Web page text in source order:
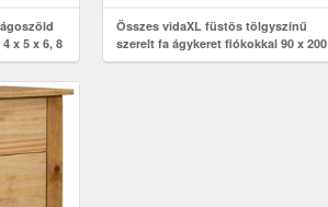
x 5 x 6, 8
Összes vidaXL füstös tölgyszínű
szerelt fa ágykeret fiókokkal 90 x 200
cm